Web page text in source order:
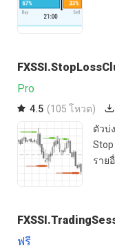
Pro
4.5 (105 โหวต)
ตัวบ่
ราย
ฟรี